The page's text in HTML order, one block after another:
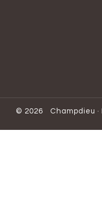
© 2026 Champdieu ·